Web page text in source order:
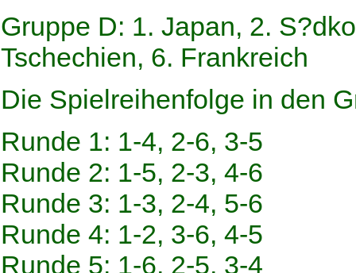
Gruppe D: 1. Japan, 2.
Tschechien, 6. Frankreich
Die Spielreihenfolge in den
Runde 1: 1-4, 2-6, 3-5
Runde 2: 1-5, 2-3, 4-6
Runde 3: 1-3, 2-4, 5-6
Runde 4: 1-2, 3-6, 4-5
Runde 5: 1-6, 2-5, 3-4